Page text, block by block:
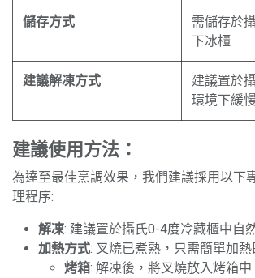
儲存方式
需儲存於
下冰櫃
建議解凍方式
建議置於
環境下緩
建議使用方法：
為達至最佳烹調效果，我們建議採用以下
理程序:
解凍: 建議置於攝氏0-4度冷藏櫃中自
加熱方式: 叉燒已煮熟，只需簡單加熱
烤箱: 解凍後，將叉燒放入烤箱